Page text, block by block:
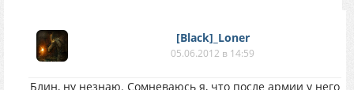
[Black]_Loner
05.06.2012 в 14:59
Блин, ну незнаю. Сомневаюсь я, что после армии у него